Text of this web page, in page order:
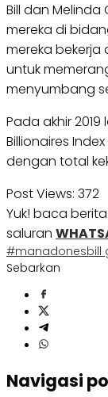
Bill dan Melinda
mereka di
mereka
untuk
menyumbang
Pada akhir
Billionaires
dengan total
Post Views: 372
Yuk! baca
saluran
#manadonesbill
Sebarkan
Navigasi